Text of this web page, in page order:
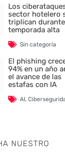
Los
sector hotelero
triplican durante
temporada alta
Sin categoría
El phishing
94% en un año
el avance de las
estafas con IA
AI,
NUESTRO